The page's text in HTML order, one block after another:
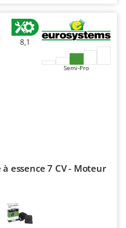
8,1
Semi-Pro
essence 7 CV - Moteur